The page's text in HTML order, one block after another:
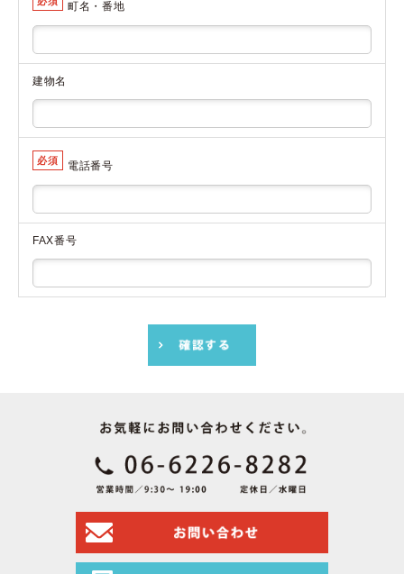
町名・番地
建物名
必須 電話番号
FAX番号